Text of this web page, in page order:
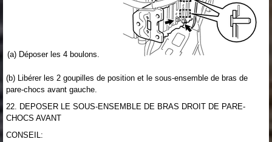
(a) Déposer les 4 boulons.
(b) Libérer les 2 goupilles de position et le sous-ensemble de bras de
pare-chocs avant gauche.
22. DEPOSER LE SOUS-ENSEMBLE DE BRAS DROIT DE PARE-
CHOCS AVANT
CONSEIL: